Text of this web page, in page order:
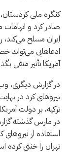
کنگره ملی
صادر کرد و اتهامات
ایران مسلح
ادعاهایی می‌تواند
آمریکا تأثیر منفی
در گزارش دیگری،
نیروهای کرد در
ترکیه، بر دولت
در مارس گذشته
استفاده از نیروهای
تهران را خنثی کرده